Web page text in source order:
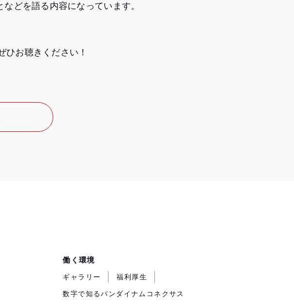
どを語る内容になっています。
お聴きください！
働く環境
ギャラリー 福利厚生
数字で知るバンダイナムコネクサス